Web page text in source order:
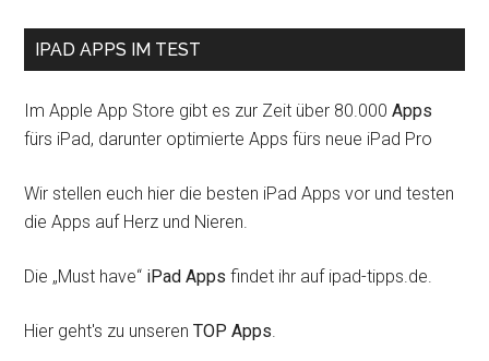
IPAD APPS IM TEST
Im Apple App Store gibt es zur Zeit über 80.000Apps
fürs iPad, darunter optimierte Apps fürs neue iPad Pro
Wir stellen euch hier die besten iPad Apps vor und testen
die Apps auf Herz und Nieren.
Die „Must have“ iPad Apps findet ihr auf ipad-tipps.de.
Hier geht's zu unserenTOP Apps